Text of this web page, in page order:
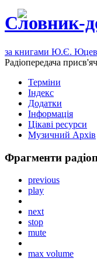
Словник-
за книгами Ю.Є.
Радіопередача
Терміни
Індекс
Додатки
Інформація
Цікаві ресурси
Музичний Архів
Фрагменти
previous
play
next
stop
mute
max volume